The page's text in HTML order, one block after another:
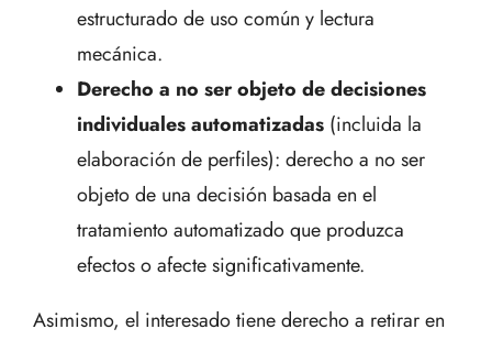
estructurado de uso común y lectura
mecánica.
Derecho a no ser objeto de decisiones
individuales automatizadas (incluida la
elaboración de perfiles): derecho a no ser
objeto de una decisión basada en el
tratamiento automatizado que produzca
efectos o afecte significativamente.
Asimismo, el interesado tiene derecho a retirar en